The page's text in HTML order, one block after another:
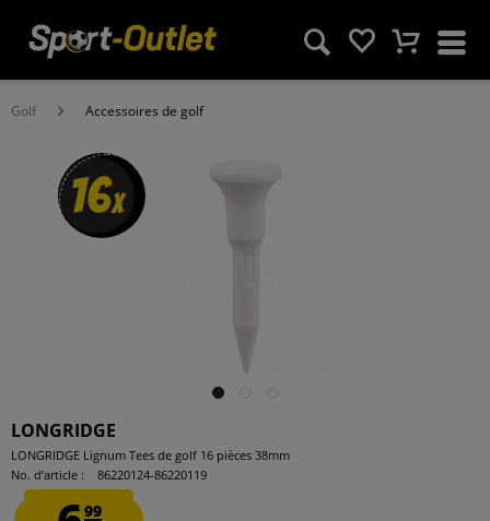
Golf Accessoires de golf
16x
LONGRIDGE
LONGRIDGE Lignum Tees de golf 16 pièces 38mm
No. d’article :
86220124-86220119
99